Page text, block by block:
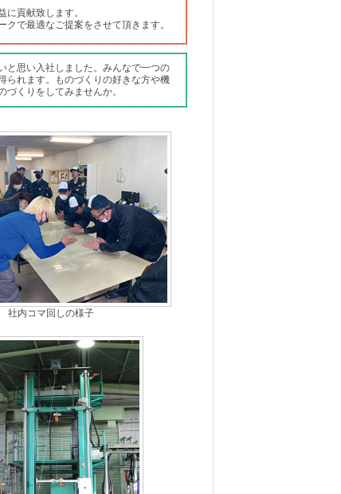
に貢献致します。
で最適なご提案をさせて頂きます。
と思い入社しました。みんなで一つの
られます。ものづくりの好きな方や機
くりをしてみませんか。
社内コマ回しの様子